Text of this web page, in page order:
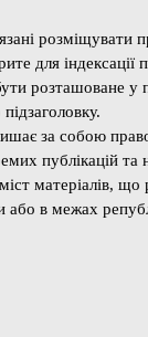
розміщувати
для
розташоване у
за собою
публікацій та
матеріалів,
або в межах